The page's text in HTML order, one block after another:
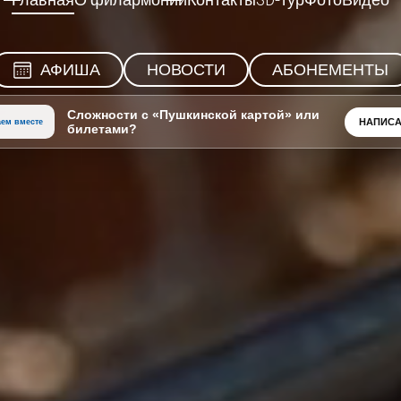
АФИША НОВОСТИ АБОНЕМЕНТЫ
вместе
Сложности с «Пушкинской картой» или
билетами?